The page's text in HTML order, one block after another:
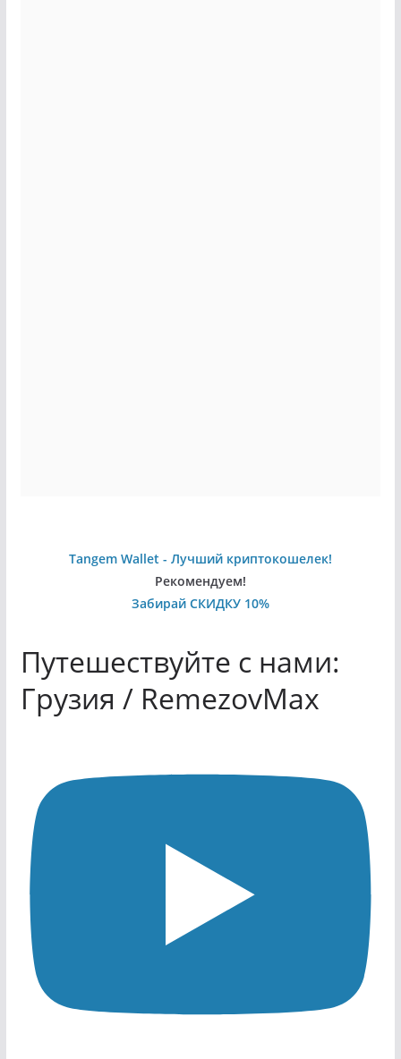
Tangem Wallet - Лучший криптокошелек!
Рекомендуем!
Забирай СКИДКУ 10%
Путешествуйте с нами:
Грузия / RemezovMax